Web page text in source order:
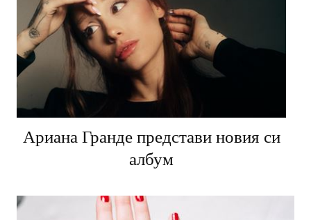
Ариана Гранде представи новия си
албум